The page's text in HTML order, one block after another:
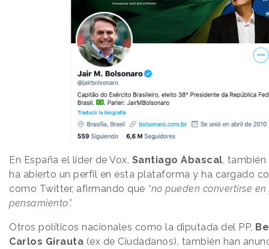
En España el líder de Vox, Santiago Abascal ,
ha abierto un perfil en esta plataforma y ha cargado
como Twitter, afirmando que “no pueden convertirse
pensamiento”.
Otros políticos nacionales como la diputada del PP,
Carlos Girauta (ex de Ciudadanos), también han